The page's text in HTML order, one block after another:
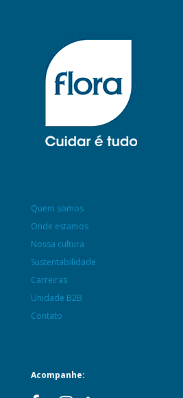
Quem somos
Onde estamos
Nossa cultura
Sustentabilidade
Carreiras
Unidade B2B
Contato
Acompanhe: